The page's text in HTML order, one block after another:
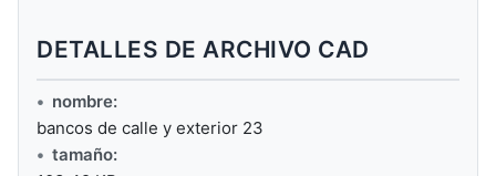
DETALLES DE ARCHIVO CAD
nombre:
bancos de calle y exterior 23
tamaño: